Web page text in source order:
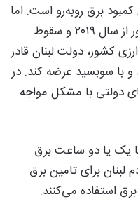
برق روبه‌رو است. اما
به دنبال بحران اقتصادی در این کشور از سال ۲۰۱۹ و سقوط
کشور، دولت لبنان قادر
با سوبسید عرضه کند. در
دولتی با مشکل مواجه
یک یا دو ساعت برق
لبنان برای تامین برق
استفاده می‌‌کنند.